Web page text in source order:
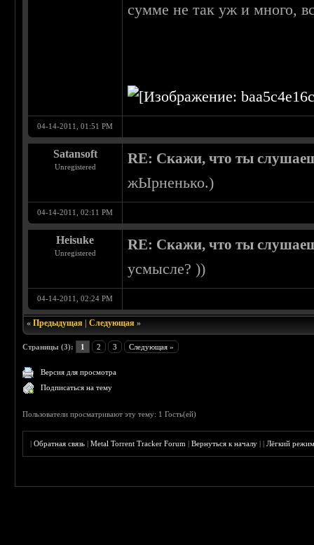
сумме не так уж и много,
04-14-2011, 01:51 PM
Satansoft
Unregistered
RE: Скажи, что ты
жЫрненько.)
04-14-2011, 02:11 PM
Heisuke
Unregistered
RE: Скажи, что ты
усмысле? ))
04-14-2011, 02:24 PM
«Предыдущая |Следующая »
Страницы (3): 1 2 3 Следующая »
Версия для просмотра
Подписаться на тему
Пользователи просматривают эту тему: 1 Гость(ей)
|Обратная связь |Metal Torrent Tracker Forum |Вернуться к началу ||Лёгкий